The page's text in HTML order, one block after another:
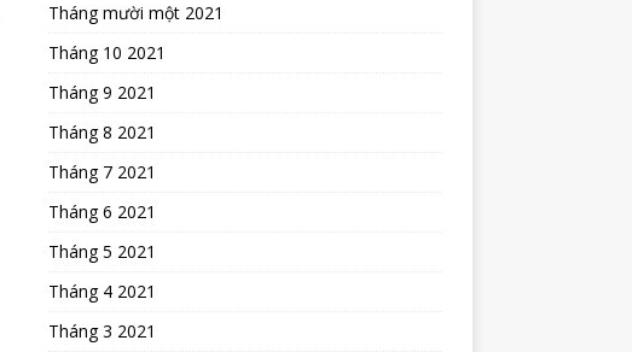
Tháng mười một 2021
Tháng 10 2021
Tháng 9 2021
Tháng 8 2021
Tháng 7 2021
Tháng 6 2021
Tháng 5 2021
Tháng 4 2021
Tháng 3 2021